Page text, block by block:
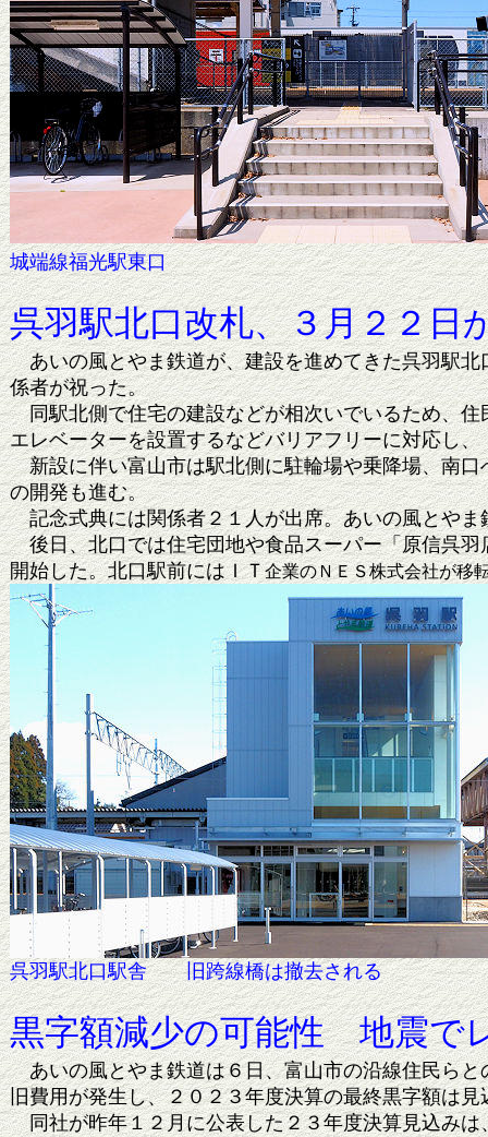
城端線福光駅東口 イメージ
呉羽駅北口改札、３月２２日
あいの風とやま鉄道が、建設を進めてきた呉羽駅北
係者が祝った。
同駅北側で住宅の建設などが相次いでいるため、住
エレベーターを設置するなどバリアフリーに対応し
新設に伴い富山市は駅北側に駐輪場や乗降場、南口
の開発も進む。
記念式典には関係者２１人が出席。あいの風とやま
後日、北口では住宅団地や食品スーパー「原信呉羽
開始した。北口駅前にはＩＴ企業のＮＥＳ株式会社が移
呉羽駅北口駅舎 旧跨線橋は撤去さ
黒字額減少の可能性 地震で
あいの風とやま鉄道は６日、富山市の沿線住民らと
旧費用が発生し、２０２３年度決算の最終黒字額は
同社が昨年１２月に公表した２３年度決算見込みは